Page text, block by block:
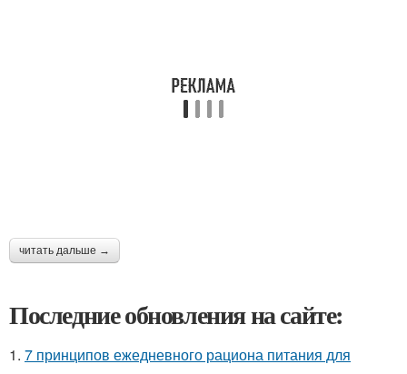
читать дальше →
Последние обновления на сайте:
1. 7 принципов ежедневного рациона питания для